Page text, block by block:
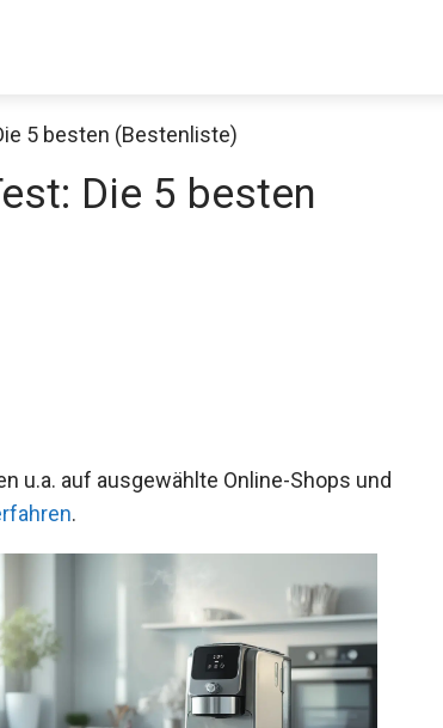
5 besten (Bestenliste)
Die 5 besten
u.a. auf ausgewählte Online-Shops und
.